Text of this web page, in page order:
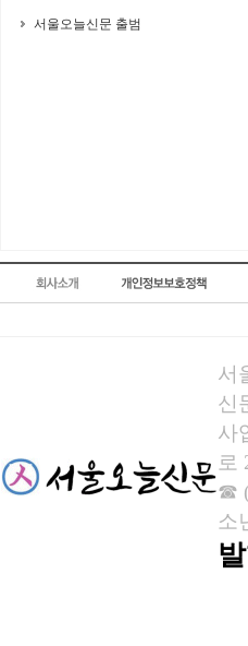
서울오늘신문 출범
서
신
사
로
☎ (
소